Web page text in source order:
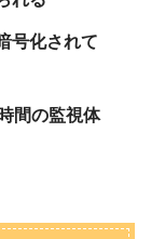
号化されて
間の監視体